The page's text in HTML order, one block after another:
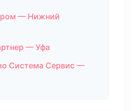
— Нижний
— Уфа
Система Сервис —